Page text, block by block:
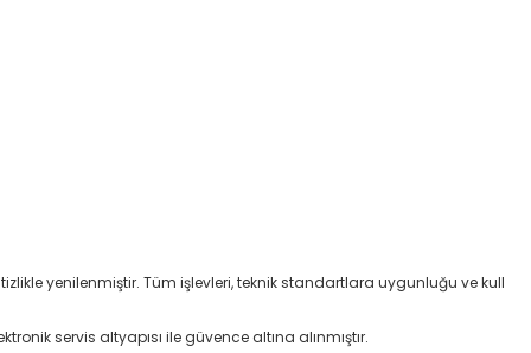
yenilenmiştir. Tüm işlevleri, teknik standartlara uygunluğu ve kull
servis altyapısı ile güvence altına alınmıştır.